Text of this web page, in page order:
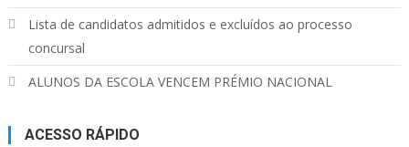
Lista de candidatos admitidos e excluídos ao processo
concursal
ALUNOS DA ESCOLA VENCEM PRÉMIO NACIONAL
ACESSO RÁPIDO